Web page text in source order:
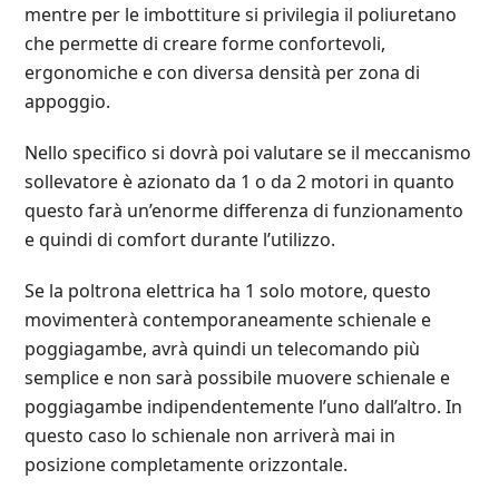
mentre per le imbottiture si privilegia il poliuretano
che permette di creare forme confortevoli,
ergonomiche e con diversa densità per zona di
appoggio.
Nello specifico si dovrà poi valutare se il meccanismo
sollevatore è azionato da 1 o da 2 motori in quanto
questo farà un’enorme differenza di funzionamento
e quindi di comfort durante l’utilizzo.
Se la poltrona elettrica ha 1 solo motore, questo
movimenterà contemporaneamente schienale e
poggiagambe, avrà quindi un telecomando più
semplice e non sarà possibile muovere schienale e
poggiagambe indipendentemente l’uno dall’altro. In
questo caso lo schienale non arriverà mai in
posizione completamente orizzontale.